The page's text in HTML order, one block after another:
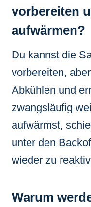
vorbereiten
aufwärmen?
Du kannst die
vorbereiten,
Abkühlen und
zwangsläufig
aufwärmst,
unter den
wieder zu
Warum